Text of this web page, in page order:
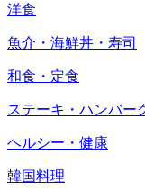
洋食
魚介・海鮮丼・寿司
和食・定食
ステーキ・ハンバー
ヘルシー・健康
韓国料理